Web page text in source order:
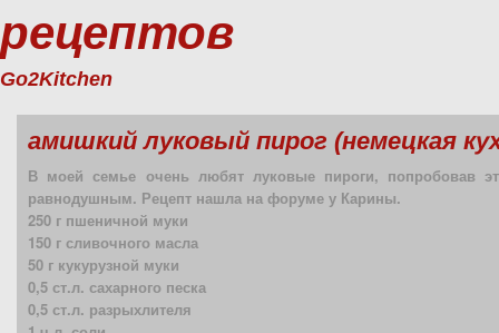
рецептов
Go2Kitchen
амишкий луковый пирог (немецкая
В моей семье очень любят луковые пироги, попробовав
равнодушным. Рецепт нашла на форуме у Карины.
250 г пшеничной муки
150 г сливочного масла
50 г кукурузной муки
0,5 ст.л. сахарного песка
0,5 ст.л. разрыхлителя